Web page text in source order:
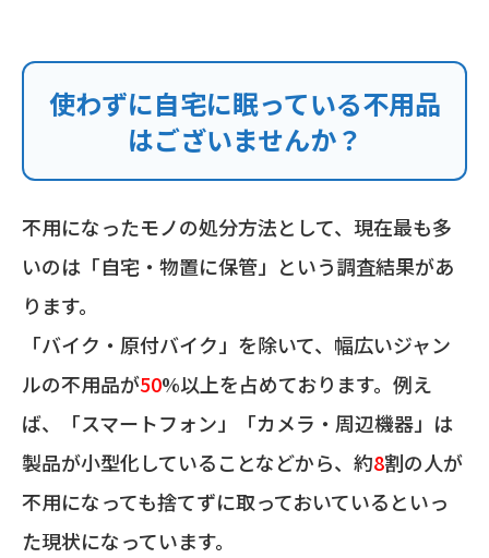
使わずに自宅に眠っている不用品
はございませんか？
不用になったモノの処分方法として、現在最も多
いのは「自宅・物置に保管」という調査結果があ
ります。
「バイク・原付バイク」を除いて、幅広いジャン
ルの不用品が50%以上を占めております。例え
ば、「スマートフォン」「カメラ・周辺機器」は
製品が小型化していることなどから、約8割の人が
不用になっても捨てずに取っておいているといっ
た現状になっています。